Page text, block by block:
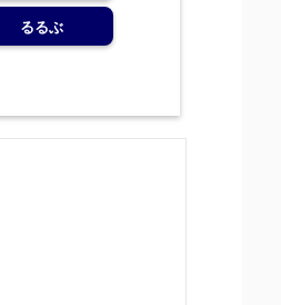
るるぶ